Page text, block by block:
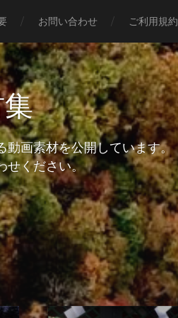
お問い合わせ ご利用規約
動画素材を公開しています。